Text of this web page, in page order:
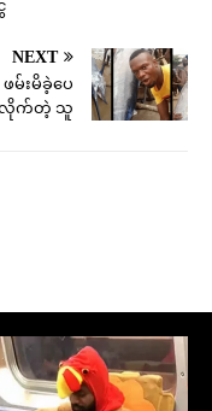
NEXT
မ်းမိခဲ့ပေ
းလိုက်တဲ့ သူ